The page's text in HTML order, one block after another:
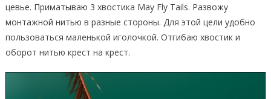
цевье. Приматываю 3 хвостика May Fly Tails. Развожу
монтажной нитью в разные стороны. Для этой цели удобно
пользоваться маленькой иголочкой. Отгибаю хвостик и
оборот нитью крест на крест.